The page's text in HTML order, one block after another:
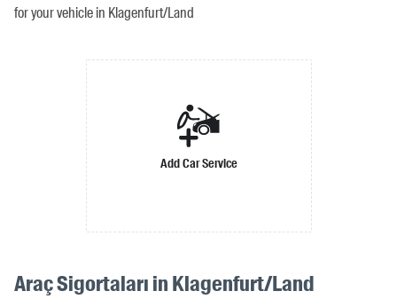
for your vehicle in Klagenfurt/Land
Add Car Service
Araç Sigortaları in Klagenfurt/Land